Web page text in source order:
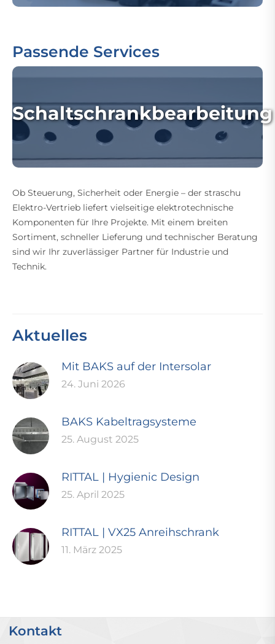
Passende Services
Schaltschrankbearbeitung
Ob Steuerung, Sicherheit oder Energie – der straschu
Elektro-Vertrieb liefert vielseitige elektrotechnische
Komponenten für Ihre Projekte. Mit einem breiten
Sortiment, schneller Lieferung und technischer Beratung
sind wir Ihr zuverlässiger Partner für Industrie und
Technik.
Aktuelles
Mit BAKS auf der Intersolar
24. Juni 2026
BAKS Kabeltragsysteme
25. August 2025
RITTAL | Hygienic Design
25. April 2025
RITTAL | VX25 Anreihschrank
11. März 2025
Kontakt